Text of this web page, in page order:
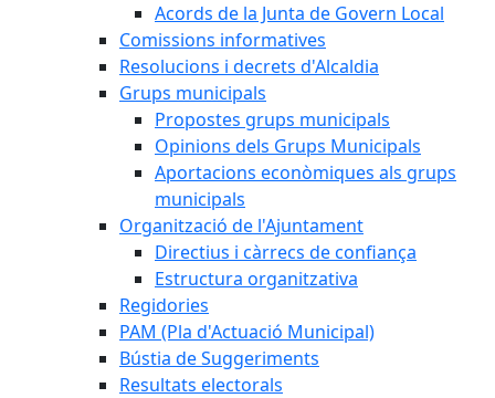
Acords de la Junta de Govern Local
Comissions informatives
Resolucions i decrets d'Alcaldia
Grups municipals
Propostes grups municipals
Opinions dels Grups Municipals
Aportacions econòmiques als grups
municipals
Organització de l'Ajuntament
Directius i càrrecs de confiança
Estructura organitzativa
Regidories
PAM (Pla d'Actuació Municipal)
Bústia de Suggeriments
Resultats electorals